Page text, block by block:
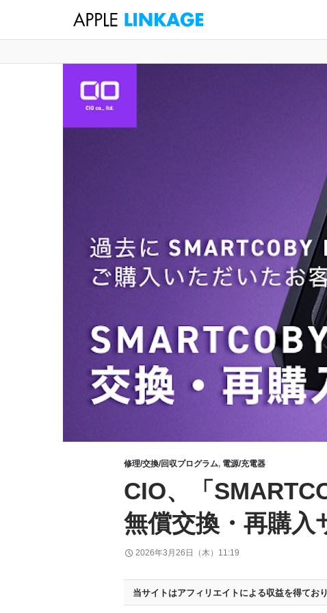
ン
修理/交換/回収プログラム, 電源/充電器
CIO、「
無償交換・再購入
2026年3月26日（木）11:19
当サイトはアフィリエイトによる収益を得ており